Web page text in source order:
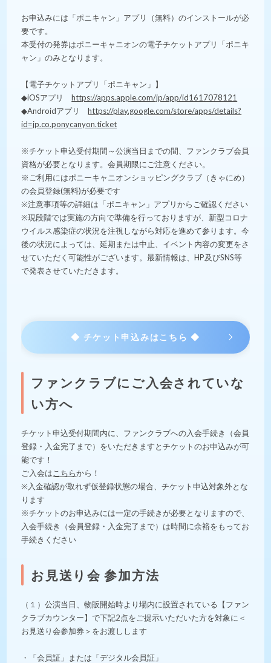
お申込みには「ポニキャン」アプリ（無料）のインストールが必
要です。
本受付の発券はポニーキャニオンの電子チケットアプリ「ポニキ
ャン」のみとなります。
【電子チケットアプリ「ポニキャン」】
◆iOSアプリhttps://apps.apple.com/jp/app/id1617078121
◆Androidアプリhttps://play.google.com/store/apps/details?
id=jp.co.ponycanyon.ticket
※チケット申込受付期間～公演当日までの間、ファンクラブ会員
資格が必要となります。会員期限にご注意ください。
※ご利用にはポニーキャニオンショッピングクラブ（きゃにめ）
の会員登録(無料)が必要です
※注意事項等の詳細は「ポニキャン」アプリからご確認ください
※現段階では実施の方向で準備を行っておりますが、新型コロナ
ウイルス感染症の状況を注視しながら対応を進めて参ります。今
後の状況によっては、延期または中止、イベント内容の変更をさ
せていただく可能性がございます。最新情報は、HP及びSNS等
で発表させていただきます。
◆ チケット申込みはこちら ◆
ファンクラブにご入会されていな
い方へ
チケット申込受付期間内に、ファンクラブへの入会手続き（会員
登録・入金完了まで）をいただきますとチケットのお申込みが可
能です！
ご入会は こちらから！
※入金確認が取れず仮登録状態の場合、チケット申込対象外とな
ります
※チケットのお申込みには一定の手続きが必要となりますので、
入会手続き（会員登録・入金完了まで）は時間に余裕をもってお
手続きください
お見送り会 参加方法
（１）公演当日、物販開始時より場内に設置されている【ファン
クラブカウンター】で下記2点をご提示いただいた方を対象に＜
お見送り会参加券＞をお渡しします
・「会員証」または「デジタル会員証」